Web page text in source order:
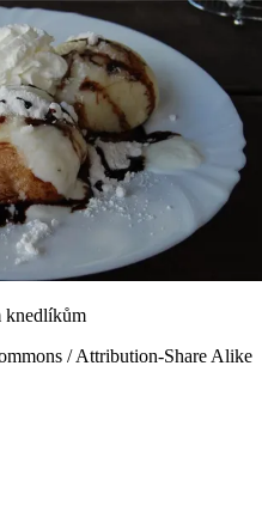
knedlíkům
/ Attribution-Share Alike